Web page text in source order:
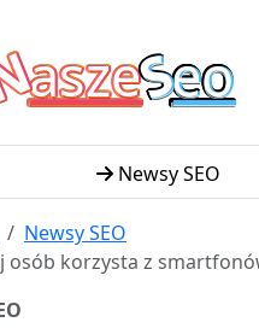
aszeSeo
Newsy SEO
Newsy SEO
osób korzysta z